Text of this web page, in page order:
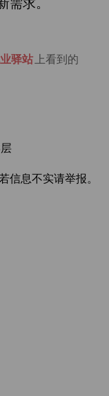
需求。
驿站上看到的
信息不实请举报。